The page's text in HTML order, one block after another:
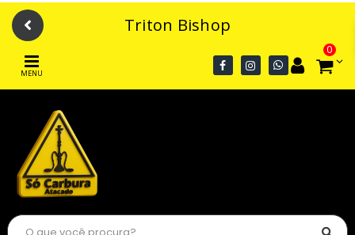
Triton Bishop
MENU
0